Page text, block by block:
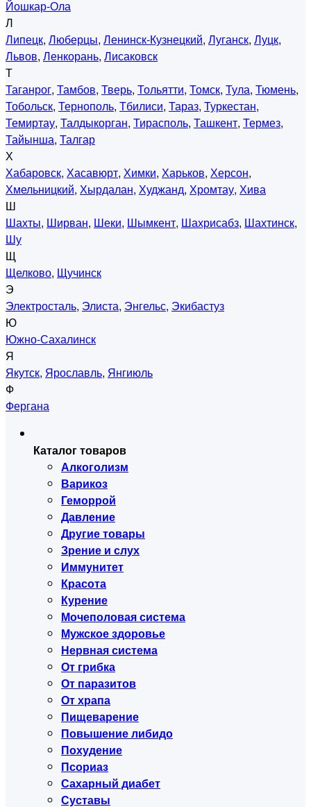
Йошкар-Ола
Л
Липецк, Люберцы, Ленинск-Кузнецкий, Луганск, Луцк,
Львов, Ленкорань, Лисаковск
Т
Таганрог, Тамбов, Тверь, Тольятти, Томск, Тула, Тюмень,
Тобольск, Тернополь, Тбилиси, Тараз, Туркестан,
Темиртау, Талдыкорган, Тирасполь, Ташкент, Термез,
Тайынша, Талгар
Х
Хабаровск, Хасавюрт, Химки, Харьков, Херсон,
Хмельницкий, Хырдалан, Худжанд, Хромтау, Хива
Ш
Шахты, Ширван, Шеки, Шымкент, Шахрисабз, Шахтинск,
Шу
Щ
Щелково, Щучинск
Э
Электросталь, Элиста, Энгельс, Экибастуз
Ю
Южно-Сахалинск
Я
Якутск, Ярославль, Янгиюль
Ф
Фергана
Каталог товаров
Алкоголизм
Варикоз
Геморрой
Давление
Другие товары
Зрение и слух
Иммунитет
Красота
Курение
Мочеполовая система
Мужское здоровье
Нервная система
От грибка
От паразитов
От храпа
Пищеварение
Повышение либидо
Похудение
Псориаз
Сахарный диабет
Суставы